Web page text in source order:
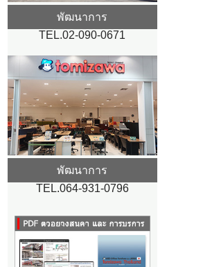
พัฒนาการ
TEL.02-090-0671
พัฒนาการ
TEL.064-931-0796